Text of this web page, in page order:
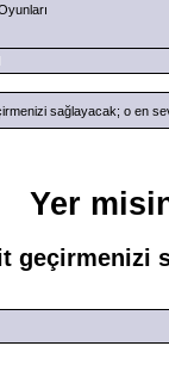
sağlayacak; o en
Yer
geçirmenizi